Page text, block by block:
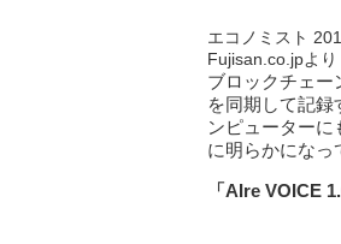
エコノミスト
Fujisan.co.jpより
ブロックチェー
を同期して記
ンピューター
に明らかになっ
「AIre VOICE